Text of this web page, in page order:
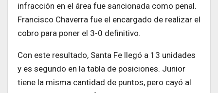
infracción en el área fue sancionada como penal.
Francisco Chaverra fue el encargado de realizar el
cobro para poner el 3-0 definitivo.
Con este resultado, Santa Fe llegó a 13 unidades
y es segundo en la tabla de posiciones. Junior
tiene la misma cantidad de puntos, pero cayó al